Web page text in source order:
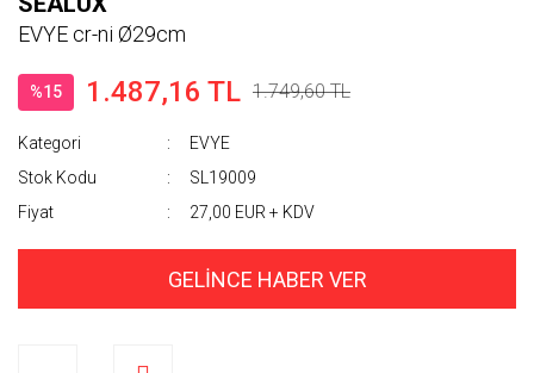
EVYE cr-ni Ø29cm
%15 1.487,16 TL 1.749,60 TL
Kategori
EVYE
Stok Kodu
SL19009
Fiyat
27,00 EUR + KDV
GELİNCE HABER VER